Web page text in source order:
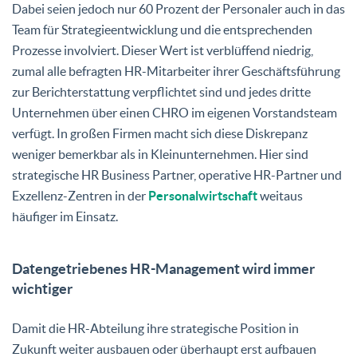
Dabei seien jedoch nur 60 Prozent der Personaler auch in das
Team für Strategieentwicklung und die entsprechenden
Prozesse involviert. Dieser Wert ist verblüffend niedrig,
zumal alle befragten HR-Mitarbeiter ihrer Geschäftsführung
zur Berichterstattung verpflichtet sind und jedes dritte
Unternehmen über einen CHRO im eigenen Vorstandsteam
verfügt. In großen Firmen macht sich diese Diskrepanz
weniger bemerkbar als in Kleinunternehmen. Hier sind
strategische HR Business Partner, operative HR-Partner und
Exzellenz-Zentren in der Personalwirtschaftweitaus
häufiger im Einsatz.
Datengetriebenes HR-Management wird immer
wichtiger
Damit die HR-Abteilung ihre strategische Position in
Zukunft weiter ausbauen oder überhaupt erst aufbauen